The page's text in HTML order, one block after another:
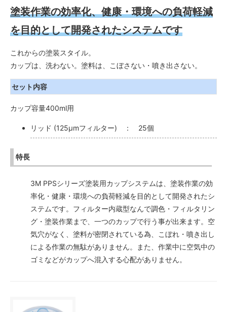
塗装作業の効率化、健康・環境への負荷軽減
を目的として開発されたシステムです
これからの塗装スタイル。
カップは、洗わない。塗料は、こぼさない・噴き出さない。
セット内容
カップ容量400ml用
リッド (125μmフィルター) ： 25個
特長
3M PPSシリーズ塗装用カップシステムは、塗装作業の効
率化・健康・環境への負荷軽減を目的として開発されたシ
ステムです。フィルター内蔵型なんで調色・フィルタリン
グ・塗装作業まで、一つのカップで行う事が出来ます。空
気穴がなく、塗料が密閉されている為、こぼれ・噴き出し
による作業の無駄がありません。また、作業中に空気中の
ゴミなどがカップへ混入する心配がありません。